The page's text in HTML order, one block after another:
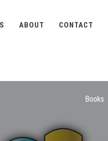
ABOUT CONTACT
Books